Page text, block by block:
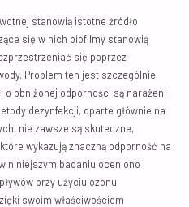
stanowią istotne źródło
się w nich biofilmy stanowią
się poprzez
Problem ten jest szczególnie
obniżonej odporności są narażeni
dezynfekcji, oparte głównie na
nie zawsze są skuteczne,
wykazują znaczną odporność na
niniejszym badaniu oceniono
przy użyciu ozonu
swoim właściwościom